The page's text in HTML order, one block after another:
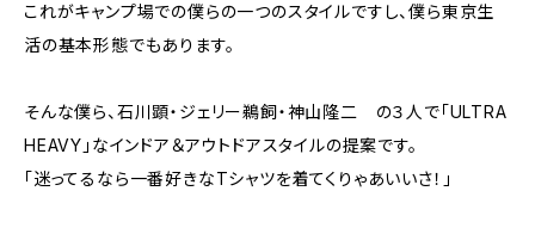
これがキャンプ場での僕らの一つのスタイルですし、僕ら東京生
活の基本形態でもあります。
そんな僕ら、石川顕・ジェリー鵜飼・神山隆二 の３人で「ULTRA
HEAVY」なインドア＆アウトドアスタイルの提案です。
「迷ってるなら一番好きなTシャツを着てくりゃあいいさ！」